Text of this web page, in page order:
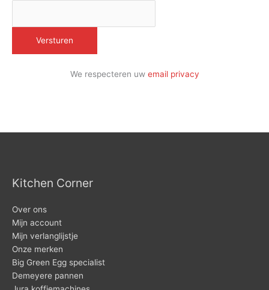
We respecteren uw email privacy
Kitchen Corner
Over ons
Mijn account
Mijn verlanglijstje
Onze merken
Big Green Egg specialist
Demeyere pannen